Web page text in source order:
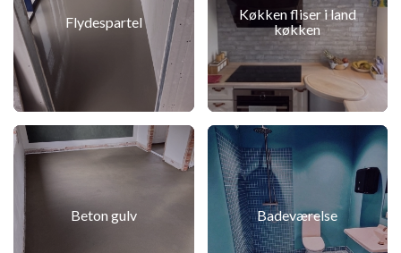
Flydespartel
Køkken fliser i land
køkken
Beton gulv Badeværelse